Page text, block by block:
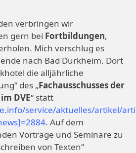
verbringen wir
gern bei Fortbildungen,
Mich verschlug es
nach Bad Dürkheim. Dort
die alljährliche
des „Fachausschusses der
DVE“ statt
service/aktuelles/artikel/
. Auf dem
Vorträge und Seminare zu
von Texten“